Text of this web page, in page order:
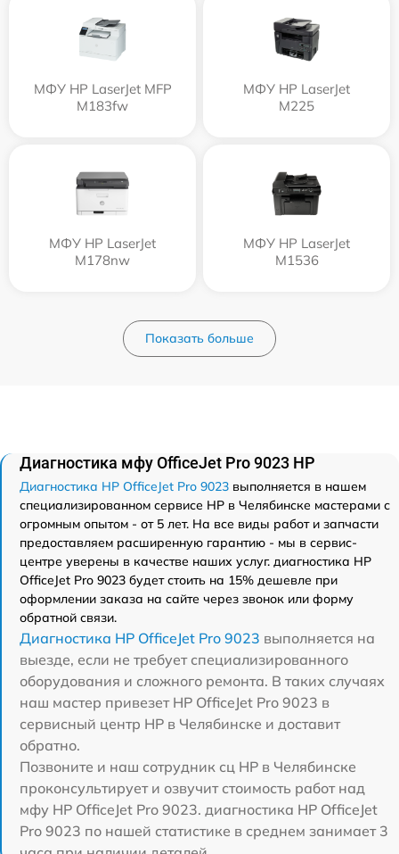
МФУ HP LaserJet MFP
M183fw
МФУ HP LaserJet
M225
МФУ HP LaserJet
M178nw
МФУ HP LaserJet
M1536
Показать больше
Диагностика мфу OfficeJet Pro 9023 HP
Диагностика HP OfficeJet Pro 9023 выполняется в нашем
специализированном сервисе HP в Челябинске мастерами с
огромным опытом - от 5 лет. На все виды работ и запчасти
предоставляем расширенную гарантию - мы в сервис-
центре уверены в качестве наших услуг. диагностика HP
OfficeJet Pro 9023 будет стоить на 15% дешевле при
оформлении заказа на сайте через звонок или форму
обратной связи.
Диагностика HP OfficeJet Pro 9023 выполняется на
выезде, если не требует специализированного
оборудования и сложного ремонта. В таких случаях
наш мастер привезет HP OfficeJet Pro 9023 в
сервисный центр HP в Челябинске и доставит
обратно.
Позвоните и наш сотрудник сц HP в Челябинске
проконсультирует и озвучит стоимость работ над
мфу HP OfficeJet Pro 9023. диагностика HP OfficeJet
Pro 9023 по нашей статистике в среднем занимает 3